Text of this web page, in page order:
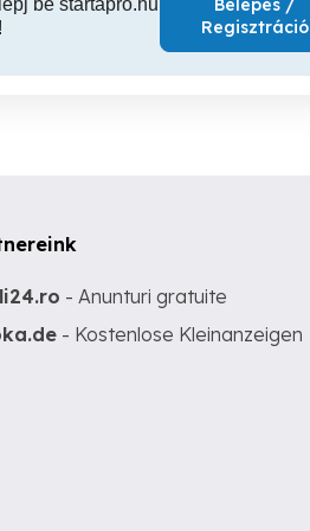
be startapró.hu
Belépés /
Regisztráció
- Anunturi gratuite
- Kostenlose Kleinanzeigen